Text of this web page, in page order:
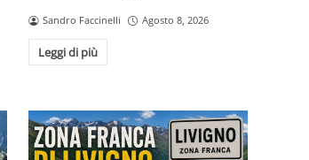
Sandro Faccinelli Agosto 8, 2026
Leggi di più